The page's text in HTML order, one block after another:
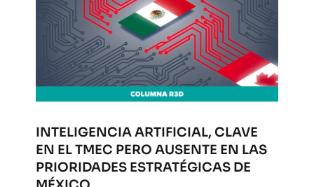
INTELIGENCIA ARTIFICIAL, CLAVE
EN EL TMEC PERO AUSENTE EN LAS
PRIORIDADES ESTRATÉGICAS DE